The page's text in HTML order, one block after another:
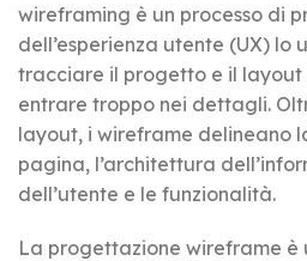
wireframing è un processo di
dell’esperienza utente (UX) lo
tracciare il progetto e il layout
entrare troppo nei dettagli.
layout, i wireframe delineano
pagina, l’architettura
dell’utente e le funzionalità.
La progettazione wireframe è